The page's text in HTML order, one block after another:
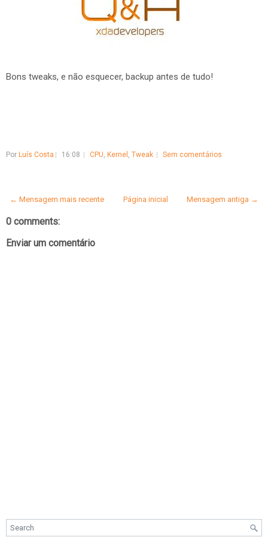
Bons tweaks, e não esquecer, backup antes de tudo!
Por Luís Costa 16:08 CPU, Kernel , Tweak Sem comentários
← Mensagem mais recente Mensagem antiga →
Página inicial
0 comments:
Enviar um comentário